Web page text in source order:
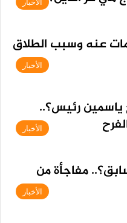
عنه وسبب الطلاق
الأخبار
ياسمين رئيس؟..
الأخبار
مفاجأة من
الأخبار